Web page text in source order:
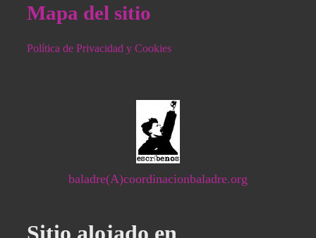
Mapa del sitio
Política de Privacidad y Cookies
baladre(A)coordinacionbaladre.org